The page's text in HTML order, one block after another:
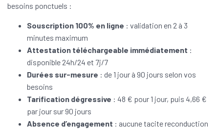
besoins ponctuels :
Souscription 100% en ligne : validation en 2 à 3
minutes maximum
Attestation téléchargeable immédiatement :
disponible 24h/24 et 7j/7
Durées sur-mesure : de 1 jour à 90 jours selon vos
besoins
Tarification dégressive : 48 € pour 1 jour, puis 4,66 €
par jour sur 90 jours
Absence d’engagement : aucune tacite reconduction